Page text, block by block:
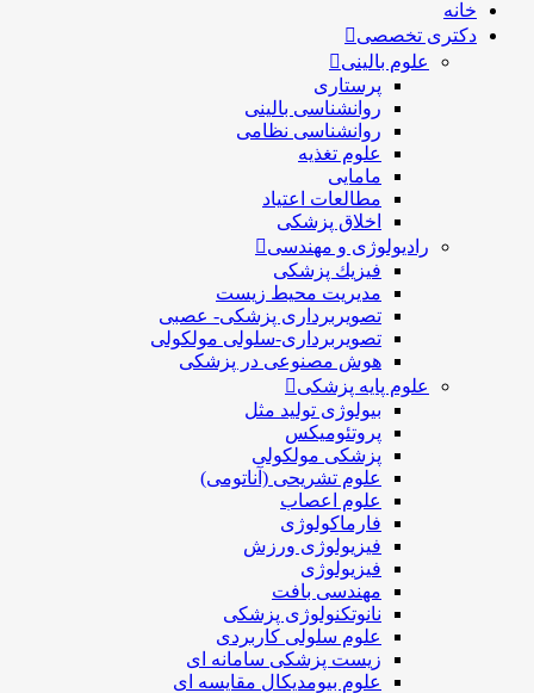
خانه
دکتری تخصصی
علوم بالینی
پرستاری
روانشناسی بالینی
روانشناسی نظامی
علوم تغذیه
مامایی
مطالعات اعتیاد
اخلاق پزشکی
رادیولوژی و مهندسی
فيزيك پزشکی
مدیریت محیط زیست
تصویربرداری پزشکی- عصبی
تصویربرداری-سلولی مولکولی
هوش مصنوعی در پزشکی
علوم پایه پزشکی
بیولوژی تولید مثل
پروتئومیکس
پزشکی مولکولی
علوم تشریحی (آناتومی)
علوم اعصاب
فارماکولوژی
فیزیولوژی ورزش
فیزیولوژی
مهندسی بافت
نانوتکنولوژی پزشکی
علوم سلولی کاربردی
زیست پزشکی سامانه ای
علوم بیومدیکال مقایسه ای